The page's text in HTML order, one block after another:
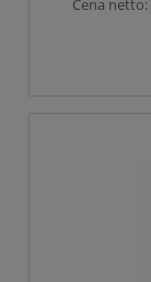
Cena netto: